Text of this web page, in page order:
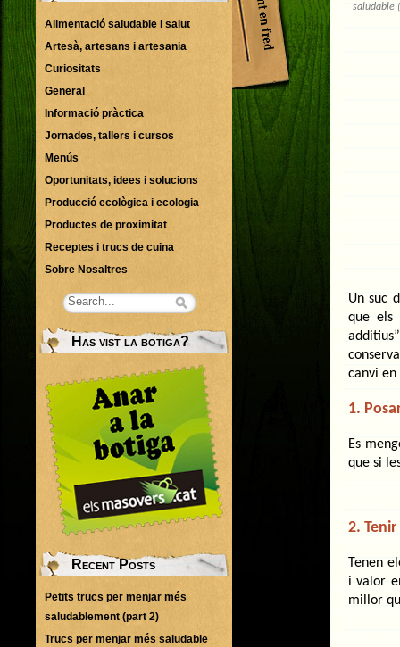
saludable
Un suc
que els
canvi
1.
Es
que si
2.
Tenen
i valor
millor
Alimentació saludable i salut
Artesà, artesans i artesania
Curiositats
General
Informació pràctica
Jornades, tallers i cursos
Menús
Oportunitats, idees i solucions
Producció ecològica i ecologia
Productes de proximitat
Receptes i trucs de cuina
Sobre Nosaltres
Has vist la botiga?
Recent Posts
Petits trucs per menjar més
saludablement (part 2)
Trucs per menjar més saludable